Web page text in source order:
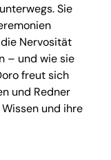
Sie
Nervosität
– und wie sie
freut sich
und Redner
und ihre